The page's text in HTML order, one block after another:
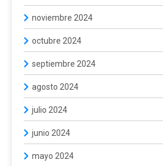
noviembre 2024
octubre 2024
septiembre 2024
agosto 2024
julio 2024
junio 2024
mayo 2024